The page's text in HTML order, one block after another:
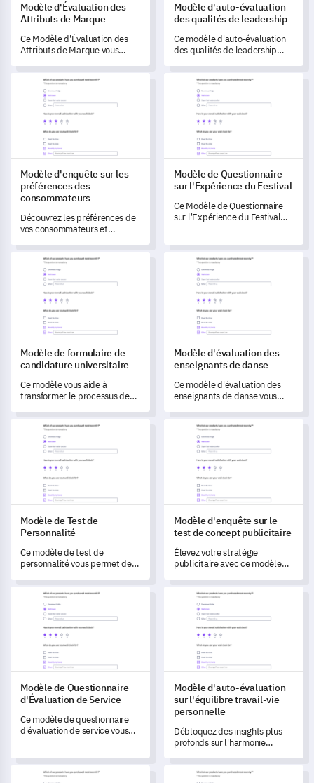
Modèle d'Évaluation des
Attributs de Marque
Ce Modèle d'Évaluation des
Attributs de Marque vous
mesurer la perception et les
expériences de votre audience
avec votre marque.
Modèle d'auto-évaluation
des qualités de leadership
Ce modèle d'auto-évaluation
des qualités de leadership
compréhension approfondie
de vos compétences en
leadership et d'identifier les
domaines à développer.
Modèle d'enquête sur les préférences des consommateurs
Modèle d'enquête sur les
préférences des
consommateurs
Découvrez les préférences de
vos consommateurs et
ce modèle d'enquête
complet.
Modèle de Questionnaire sur
Modèle de Questionnaire
sur l'Expérience du Festival
Ce Modèle de Questionnaire
sur l'Expérience du Festival
les niveaux de satisfaction et
les opinions des invités
concernant votre événement
festival.
Modèle de formulaire de candidature universitaire
Modèle de formulaire de
candidature universitaire
Ce modèle vous aide à
transformer le processus de
recueillant des retours
détaillés des candidats.
Modèle d'évaluation des
Modèle d'évaluation des
enseignants de danse
Ce modèle d'évaluation des
enseignants de danse vous
exhaustive les connaissances,
le professionnalisme, les
compétences pédagogiques
et l'environnement de classe
de votre instructeur.
Modèle de Test de Personnalité
Modèle de Test de
Personnalité
Ce modèle de test de
personnalité vous permet de
complètes sur les traits
individuels qui influencent les
comportements.
Modèle d'enquête sur le test
Modèle d'enquête sur le
test de concept publicitaire
Élevez votre stratégie
publicitaire avec ce modèle
d'évaluer l'impact et l'attrait
de votre nouveau concept
publicitaire.
Modèle de Questionnaire d'Évaluation de Service
Modèle de Questionnaire
d'Évaluation de Service
Ce modèle de questionnaire
d'évaluation de service vous
de votre service et à améliorer
l'expérience utilisateur.
Modèle d'auto-évaluation
Modèle d'auto-évaluation
sur l'équilibre travail-vie
personnelle
Débloquez des insights plus
profonds sur l'harmonie
modèle d'auto-évaluation
complet.
Modèle de Questionnaire de Satisfaction Client en Magasin
Modèle de sondage sur les